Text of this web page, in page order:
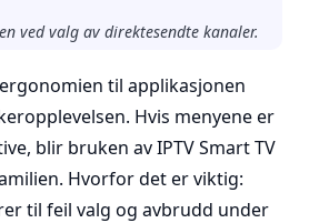
ved valg av direktesendte kanaler.
til applikasjonen
Hvis menyene er
blir bruken av IPTV Smart TV
Hvorfor det er viktig:
til feil valg og avbrudd under